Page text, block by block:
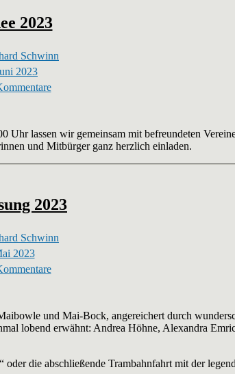
2023
Schwinn
2023
zu
Waldmatinee
lassen wir gemeinsam mit befreundeten
und Mitbürger ganz herzlich einladen.
2023
Schwinn
2023
zu
Maibowlenlesung
und Mai-Bock, angereichert durch
lobend erwähnt: Andrea Höhne, Alexandra
die abschließende Trambahnfahrt mit der